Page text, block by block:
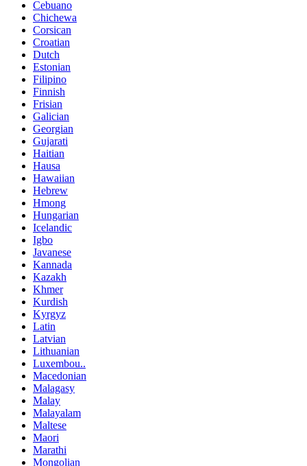
Cebuano
Chichewa
Corsican
Croatian
Dutch
Estonian
Filipino
Finnish
Frisian
Galician
Georgian
Gujarati
Haitian
Hausa
Hawaiian
Hebrew
Hmong
Hungarian
Icelandic
Igbo
Javanese
Kannada
Kazakh
Khmer
Kurdish
Kyrgyz
Latin
Latvian
Lithuanian
Luxembou..
Macedonian
Malagasy
Malay
Malayalam
Maltese
Maori
Marathi
Mongolian